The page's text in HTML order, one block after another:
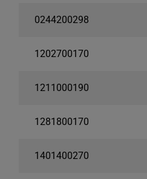
0244200298
1202700170
1211000190
1281800170
1401400270